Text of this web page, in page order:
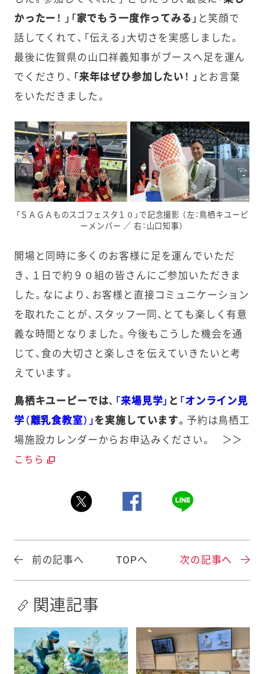
かったー！ 」「家でもう一度作ってみる」 と笑顔で
話してくれて、「伝える」大切さを実感しました。
最後に佐賀県の山口祥義知事がブースへ足を運ん
でくださり、 「来年はぜひ参加したい！ 」 とお言葉
をいただきました。
「ＳＡＧＡものスゴフェスタ１０」で記念撮影 （左：鳥栖キユーピ
ーメンバー ／ 右：山口知事）
開場と同時に多くのお客様に足を運んでいただ
き、１日で約９０組の皆さんにご参加いただきま
した。なにより、お客様と直接コミュニケーション
を取れたことが、スタッフ一同、とても楽しく有意
義な時間となりました。今後もこうした機会を通
じて、食の大切さと楽しさを伝えていきたいと考
えています。
鳥栖キユーピーでは、 「来場見学」 と 「オンライン見
学（離乳食教室）」 を実施しています。 予約は鳥栖工
場施設カレンダーからお申込みください。 ＞＞
こちら
前の記事へ TOPへ 次の記事へ
関連記事